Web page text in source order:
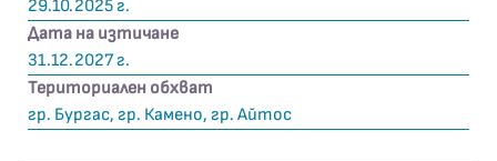
29.10.2025 г.
Дата на изтичане
31.12.2027 г.
Териториален обхват
гр. Бургас, гр. Камено, гр. Айтос